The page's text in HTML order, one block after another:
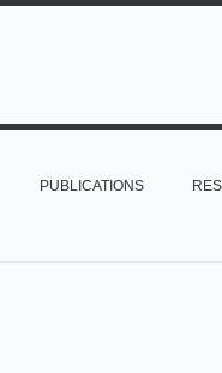
PUBLICATIONS